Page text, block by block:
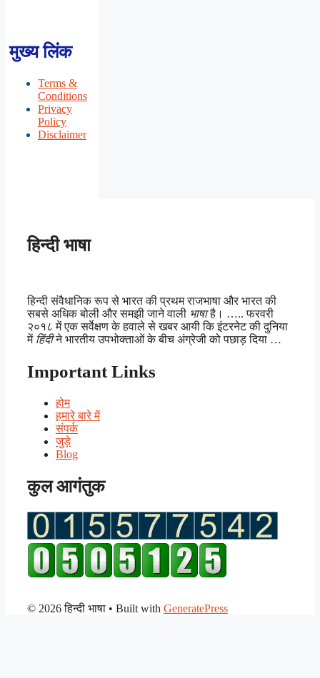
मुख्य लिंक
Terms &
Conditions
Privacy
Policy
Disclaimer
हिन्दी भाषा
हिन्दी संवैधानिक रूप से भारत की प्रथम राजभाषा और भारत की
सबसे अधिक बोली और समझी जाने वाली भाषाहै। ….. फरवरी
२०१८ में एक सर्वेक्षण के हवाले से खबर आयी कि इंटरनेट की दुनिया
में हिंदीने भारतीय उपभोक्ताओं के बीच अंग्रेजी को पछाड़ दिया …
Important Links
होम
हमारे बारे में
संपर्क
जुड़े
Blog
कुल आगंतुक
© 2026 हिन्दी भाषा • Built with GeneratePress